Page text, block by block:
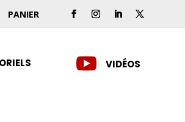
PANIER
 VIDÉOS